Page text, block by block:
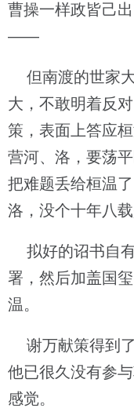
曹操一样政皆己
——
但南渡的世家
大，不敢明着反
策，表面上答应
营河、洛，要荡
把难题丢给桓温
洛，没个十年八
拟好的诏书自
署，然后加盖国
温。
谢万献策得到了
他已很久没有参
感觉。